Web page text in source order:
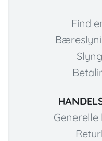
Find